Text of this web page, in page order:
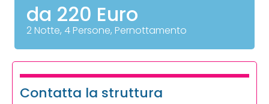
da 220 Euro
2 Notte, 4 Persone, Pernottamento
Contatta la struttura